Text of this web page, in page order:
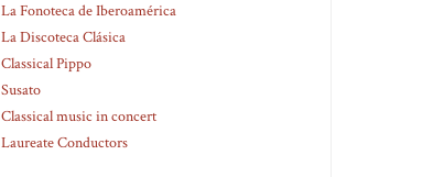
La Fonoteca de Iberoamérica
La Discoteca Clásica
Classical Pippo
Susato
Classical music in concert
Laureate Conductors